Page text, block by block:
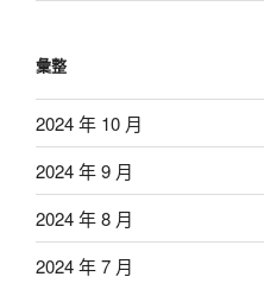
彙整
2024 年 10 月
2024 年 9 月
2024 年 8 月
2024 年 7 月